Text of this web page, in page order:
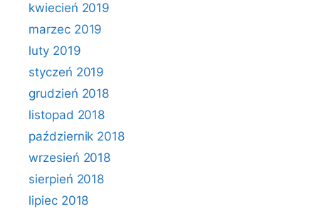
kwiecień 2019
marzec 2019
luty 2019
styczeń 2019
grudzień 2018
listopad 2018
październik 2018
wrzesień 2018
sierpień 2018
lipiec 2018